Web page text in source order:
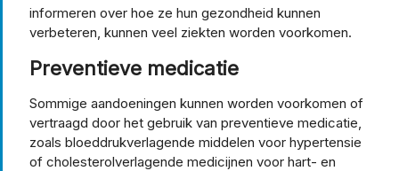
informeren over hoe ze hun gezondheid kunnen
verbeteren, kunnen veel ziekten worden voorkomen.
Preventieve medicatie
Sommige aandoeningen kunnen worden voorkomen of
vertraagd door het gebruik van preventieve medicatie,
zoals bloeddrukverlagende middelen voor hypertensie
of cholesterolverlagende medicijnen voor hart- en